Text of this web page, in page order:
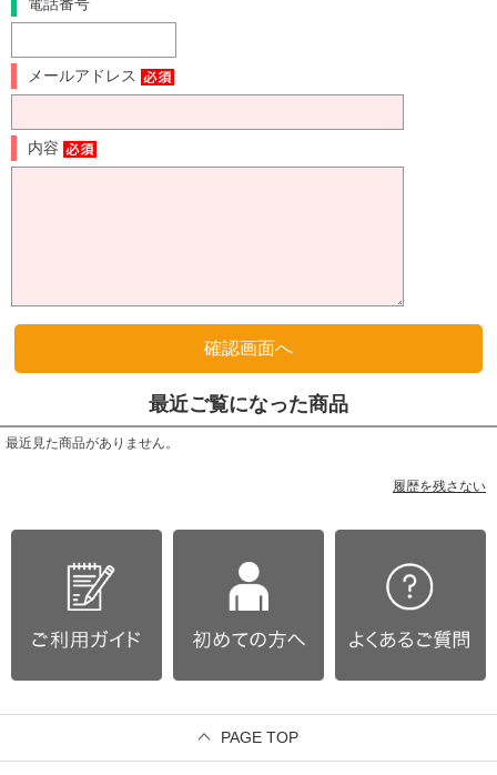
メールアドレス
内容
最近ご覧になった商品
最近見た商品がありません。
履歴を残さない
PAGE TOP